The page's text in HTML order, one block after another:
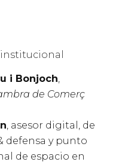
i Bonjoch,
de Comerç
, asesor digital, de
defensa y punto
de espacio en